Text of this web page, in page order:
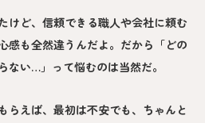
けど、信頼できる職人や会社に頼む
感も全然違うんだよ。だから「どの
ない…」って悩むのは当然だ。
らえば、最初は不安でも、ちゃんと